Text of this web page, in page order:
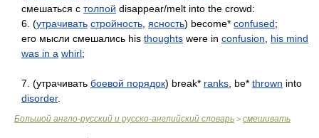
смешаться с толпой disappear/melt into the crowd:
6. (утрачивать стройность ясность) become* confused;
его мысли смешались his thoughts were in confusion
his mind
was in a whirl;
7. (утрачивать боевой порядок) break* ranks , be* thrown into
disorder.
Большой англо-русский и русско-английский словарь > смешивать